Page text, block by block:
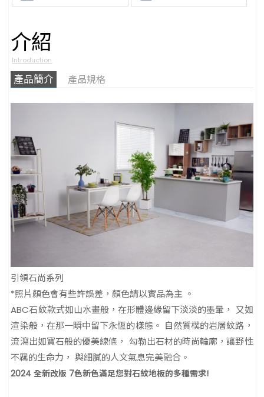
介紹
Introduction
產品簡介 產品規格
引領石尚系列
*照片顏色會有些許誤差，顏色請以實品為主 。
ABC石紋款式如山水畫般，在形體邊緣留下淡淡的墨暈， 又如
渲染般，在那一瞬中留下永恆的樣態。 自然質樸的岩層紋路，
流瀉出如寶石般的優美線條， 勾勒出石材的時尚輪廓，讓野性
不羈的生命力， 與細膩的人文氣息完美融合。
2024 全新改版 7色新色滿足您對石紋地板的多種需求!